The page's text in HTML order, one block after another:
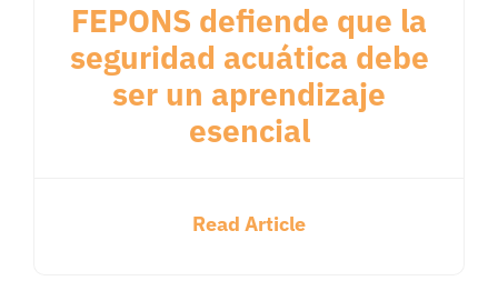
FEPONS defiende que la
seguridad acuática debe
ser un aprendizaje
esencial
Read Article